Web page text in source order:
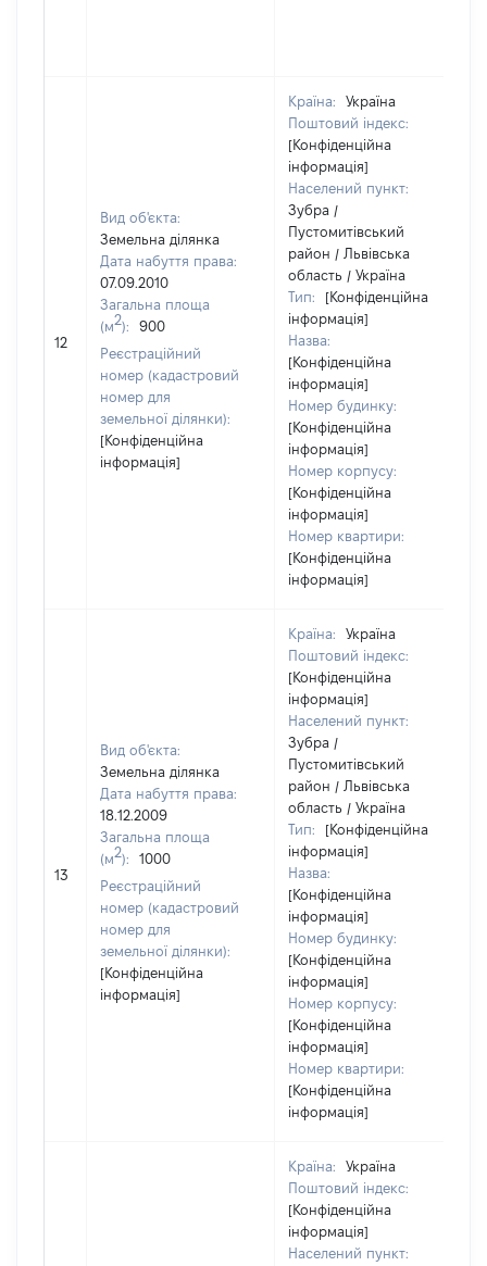
12
Вид об'єкта:
Земельна ділянка
Дата набуття права:
07.09.2010
Загальна площа
(м2):
900
Реєстраційний
номер (кадастровий
номер для
земельної ділянки):
[Конфіденційна
інформація]
Країна:
Україна
Поштовий індекс:
[Конфіденційна
інформація]
Населений пункт:
Зубра /
Пустомитівський
район / Львівська
область / Україна
Тип:
[Конфіденційна
інформація]
Назва:
[Конфіденційна
інформація]
Номер будинку:
[Конфіденційна
інформація]
Номер корпусу:
[Конфіденційна
інформація]
Номер квартири:
[Конфіденційна
інформація]
13
Вид об'єкта:
Земельна ділянка
Дата набуття права:
18.12.2009
Загальна площа
(м2):
1000
Реєстраційний
номер (кадастровий
номер для
земельної ділянки):
[Конфіденційна
інформація]
Країна:
Україна
Поштовий індекс:
[Конфіденційна
інформація]
Населений пункт:
Зубра /
Пустомитівський
район / Львівська
область / Україна
Тип:
[Конфіденційна
інформація]
Назва:
[Конфіденційна
інформація]
Номер будинку:
[Конфіденційна
інформація]
Номер корпусу:
[Конфіденційна
інформація]
Номер квартири:
[Конфіденційна
інформація]
Країна:
Україна
Поштовий індекс:
[Конфіденційна
інформація]
Населений пункт: